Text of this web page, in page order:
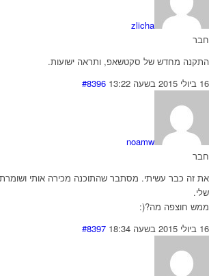
zlicha
חבר
התקנה מחדש של סקטשאפ, ותראה ישועות.
16 ביולי 2015 בשעה 13:22
#8396
noamw
חבר
את זה כבר עשיתי. מסתבר שהתוכנה מכירה אותי
שלי.
ממש חוצפה מה?(:
16 ביולי 2015 בשעה 18:34
#8397